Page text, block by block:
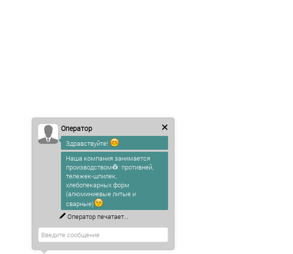
Оператор
Здравствуйте!
Наша компания занимается
производством👷: противней,
тележек-шпилек,
хлебопекарных форм
(алюминиевые литые и
сварные)
Операторпечатает...